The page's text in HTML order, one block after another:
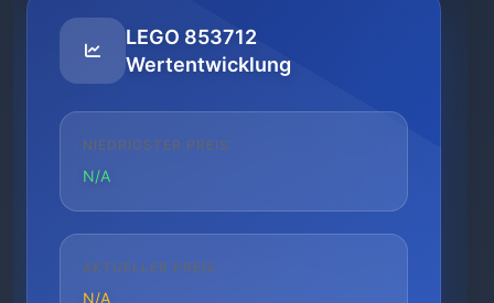
LEGO 853712
Wertentwicklung
NIEDRIGSTER PREIS
N/A
AKTUELLER PREIS
N/A